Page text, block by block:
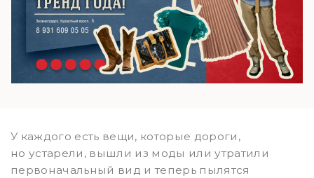
У каждого есть вещи, которые дороги,
но устарели, вышли из моды или утратили
первоначальный вид и теперь пылятся